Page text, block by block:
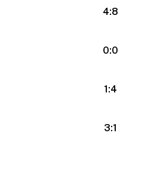
4:8
0:0
1:4
3:1